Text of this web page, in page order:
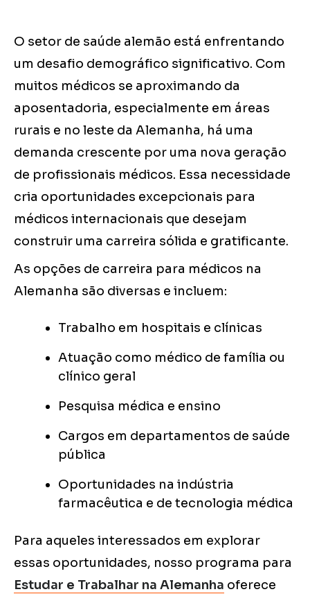
O setor de saúde alemão está enfrentando
um desafio demográfico significativo. Com
muitos médicos se aproximando da
aposentadoria, especialmente em áreas
rurais e no leste da Alemanha, há uma
demanda crescente por uma nova geração
de profissionais médicos. Essa necessidade
cria oportunidades excepcionais para
médicos internacionais que desejam
construir uma carreira sólida e gratificante.
As opções de carreira para médicos na
Alemanha são diversas e incluem:
Trabalho em hospitais e clínicas
Atuação como médico de família ou
clínico geral
Pesquisa médica e ensino
Cargos em departamentos de saúde
pública
Oportunidades na indústria
farmacêutica e de tecnologia médica
Para aqueles interessados em explorar
essas oportunidades, nosso programa para
Estudar e Trabalhar na Alemanha oferece